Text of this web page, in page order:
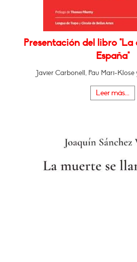
Presentación del libro "La
España"
Javier Carbonell, Pau Mari-Klose
Leer más...